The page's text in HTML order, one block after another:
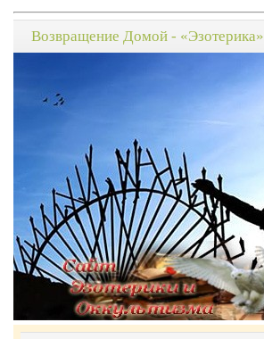
Возвращение Домой - «Эзотерика»